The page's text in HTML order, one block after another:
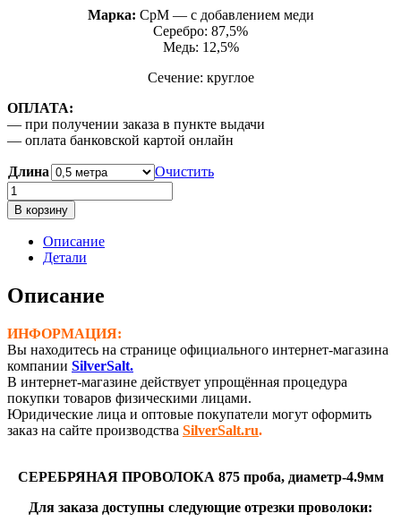
660.0 ₽
Марка: СрМ — с добавлением меди
Серебро: 87,5%
Медь: 12,5%
Сечение: круглое
ОПЛАТА:
— при получении заказа в пункте выдачи
— оплата банковской картой онлайн
Длина
Очистить
Количество
товара
Серебряная
проволока,
(Ø-4,9
мм)
В корзину
Описание
Детали
Описание
ИНФОРМАЦИЯ:
Вы находитесь на странице официального интернет-магазина
компании SilverSalt.
В интернет-магазине действует упрощённая процедура
покупки товаров физическими лицами.
Юридические лица и оптовые покупатели могут оформить
заказ на сайте производства SilverSalt.ru.
СЕРЕБРЯНАЯ ПРОВОЛОКА 875 проба, диаметр-4.9мм
Для заказа доступны следующие отрезки проволоки: